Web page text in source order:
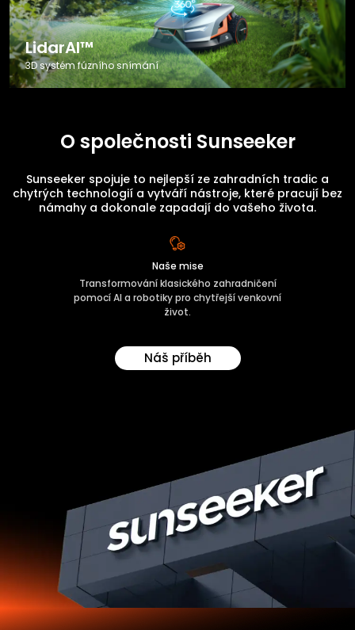
LidarAI™
3D systém fúzního snímání
O společnosti Sunseeker
Sunseeker spojuje to nejlepší ze zahradních tradic a
chytrých technologií a vytváří nástroje, které pracují bez
námahy a dokonale zapadají do vašeho života.
Naše mise
Transformování klasického zahradničení
pomocí AI a robotiky pro chytřejší venkovní
život.
Náš příběh